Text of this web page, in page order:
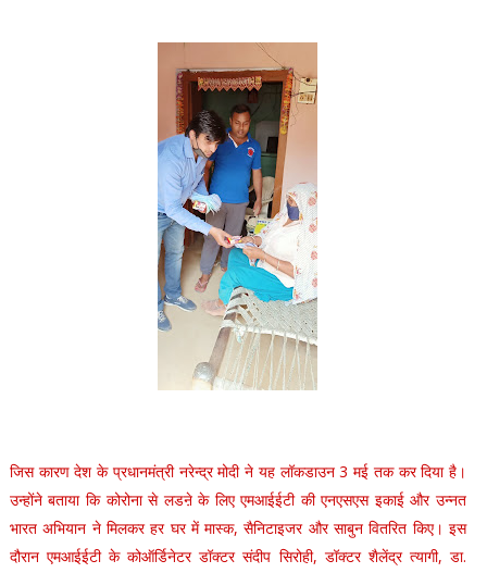
जिस कारण देश के प्रधानमंत्री नरेन्द्र मोदी ने यह लॉकडाउन 3 मई तक कर दिया है।
उन्होंने बताया कि कोरोना से लडऩे के लिए एमआईईटी की एनएसएस इकाई और उन्नत
भारत अभियान ने मिलकर हर घर में मास्क, सैनिटाइजर और साबुन वितरित किए। इस
दौरान एमआईईटी के कोऑर्डिनेटर डॉक्टर संदीप सिरोही, डॉक्टर शैलेंद्र त्यागी, डा.